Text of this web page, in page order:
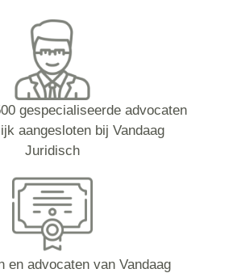
gespecialiseerde advocaten
aangesloten bij Vandaag
Juridisch
en advocaten van Vandaag